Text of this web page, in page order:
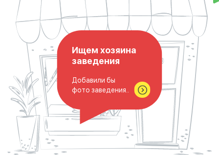
Ищем хозяина
заведения
Добавили бы
фото заведения..